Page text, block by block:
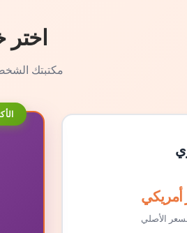
اختر
مكتبتك
أمريكي
الأصلي